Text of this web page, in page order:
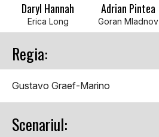
Daryl Hannah
Erica Long
Adrian Pintea
Goran Mladnov
Regia:
Gustavo Graef-Marino
Scenariul: